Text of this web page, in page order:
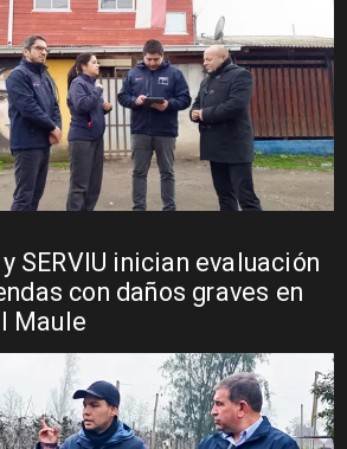
SERVIU inician evaluación
con daños graves en
Maule